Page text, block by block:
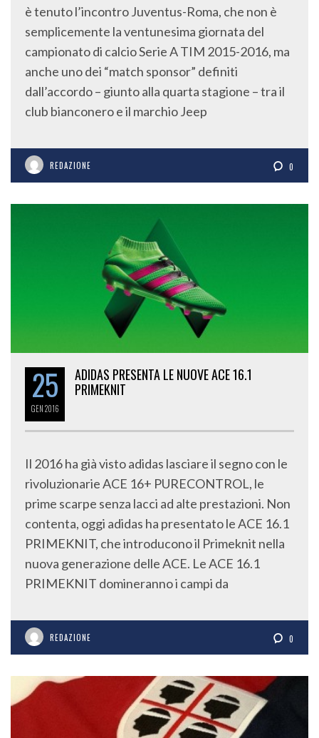
è tenuto l’incontro Juventus-Roma, che non è
semplicemente la ventunesima giornata del
campionato di calcio Serie A TIM 2015-2016, ma
anche uno dei “match sponsor” definiti
dall’accordo – giunto alla quarta stagione – tra il
club bianconero e il marchio Jeep
REDAZIONE 0
25
GEN2016
ADIDAS PRESENTA LE NUOVE ACE 16.1
PRIMEKNIT
Il 2016 ha già visto adidas lasciare il segno con le
rivoluzionarie ACE 16+ PURECONTROL, le
prime scarpe senza lacci ad alte prestazioni. Non
contenta, oggi adidas ha presentato le ACE 16.1
PRIMEKNIT, che introducono il Primeknit nella
nuova generazione delle ACE. Le ACE 16.1
PRIMEKNIT domineranno i campi da
REDAZIONE 0